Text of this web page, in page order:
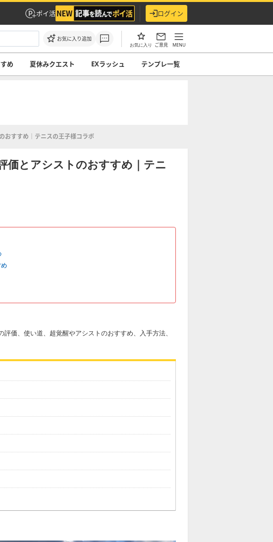
ポイ活 ログイン
お気に入り追加
お気に入り ご意見 MENU
め 夏休みクエスト EXラッシュ テンプレ一覧
おすすめ｜テニスの王子様コラボ
価とアシストのおすすめ｜テニ
価、使い道、超覚醒やアシストのおすすめ、入手方法、